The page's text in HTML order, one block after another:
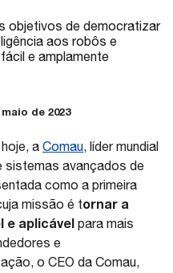
objetivos de democratizar
aos robôs e
e amplamente
de 2023
a Comau, líder mundial
sistemas avançados de
como a primeira
missão é tornar a
e aplicável para mais
e
o CEO da Comau,